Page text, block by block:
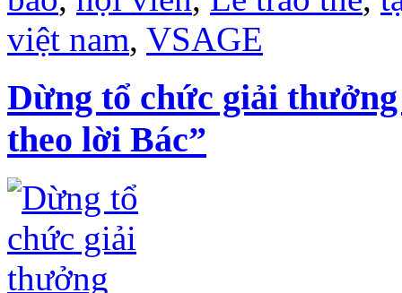
việt nam, VSAGE
Dừng tổ chức giải
theo lời Bác”